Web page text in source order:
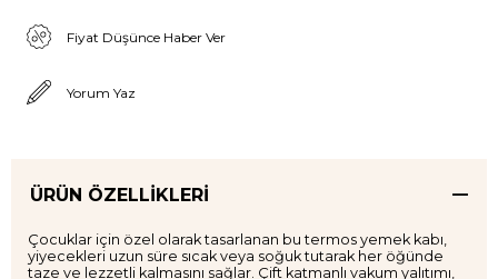
Fiyat Düşünce Haber Ver
Yorum Yaz
ÜRÜN ÖZELLIKLERI
Çocuklar için özel olarak tasarlanan bu termos yemek kabı,
yiyecekleri uzun süre sıcak veya soğuk tutarak her öğünde
taze ve lezzetli kalmasını sağlar. Çift katmanlı vakum yalıtımı,